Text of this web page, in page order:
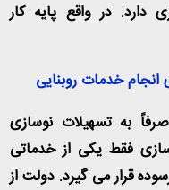
دارد. در واقع پایه کار
به تسهیلات نوسازی
فقط یکی از خدماتی
قرار می گیرد. دولت از